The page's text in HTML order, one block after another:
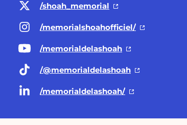
/shoah_memorial
/memorialshoahofficiel/
/memorialdelashoah
/@memorialdelashoah
/memorialdelashoah/